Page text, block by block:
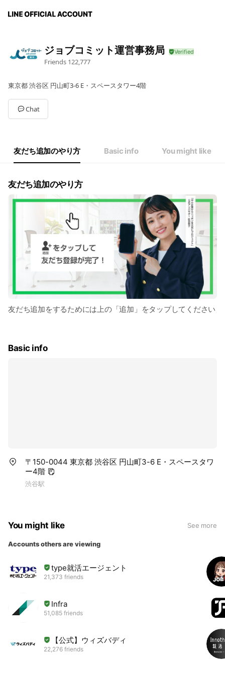
ジョブコミット運営事務局
Friends 122,777
東京都 渋谷区 円山町3-6 E・スペースタワー4階
Chat
友だち追加のやり方 Basic info You might like
友だち追加のやり方
友だち追加をするためには上の「追加」をタップしてください
Basic info
〒150-0044 東京都 渋谷区 円山町3-6 E・スペースタワ
ー4階
渋谷駅
You might like See more
Accounts others are viewing
type就活エージェント
21,373 friends
Infra
51,085 friends
【公式】ウィズバディ
22,276 friends